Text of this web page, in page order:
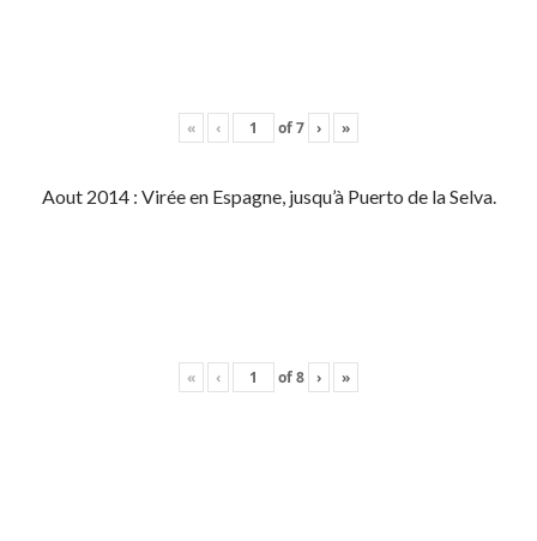
« ‹ of7 › »
Aout 2014 : Virée en Espagne, jusqu’à Puerto de la Selva.
« ‹ of8 › »